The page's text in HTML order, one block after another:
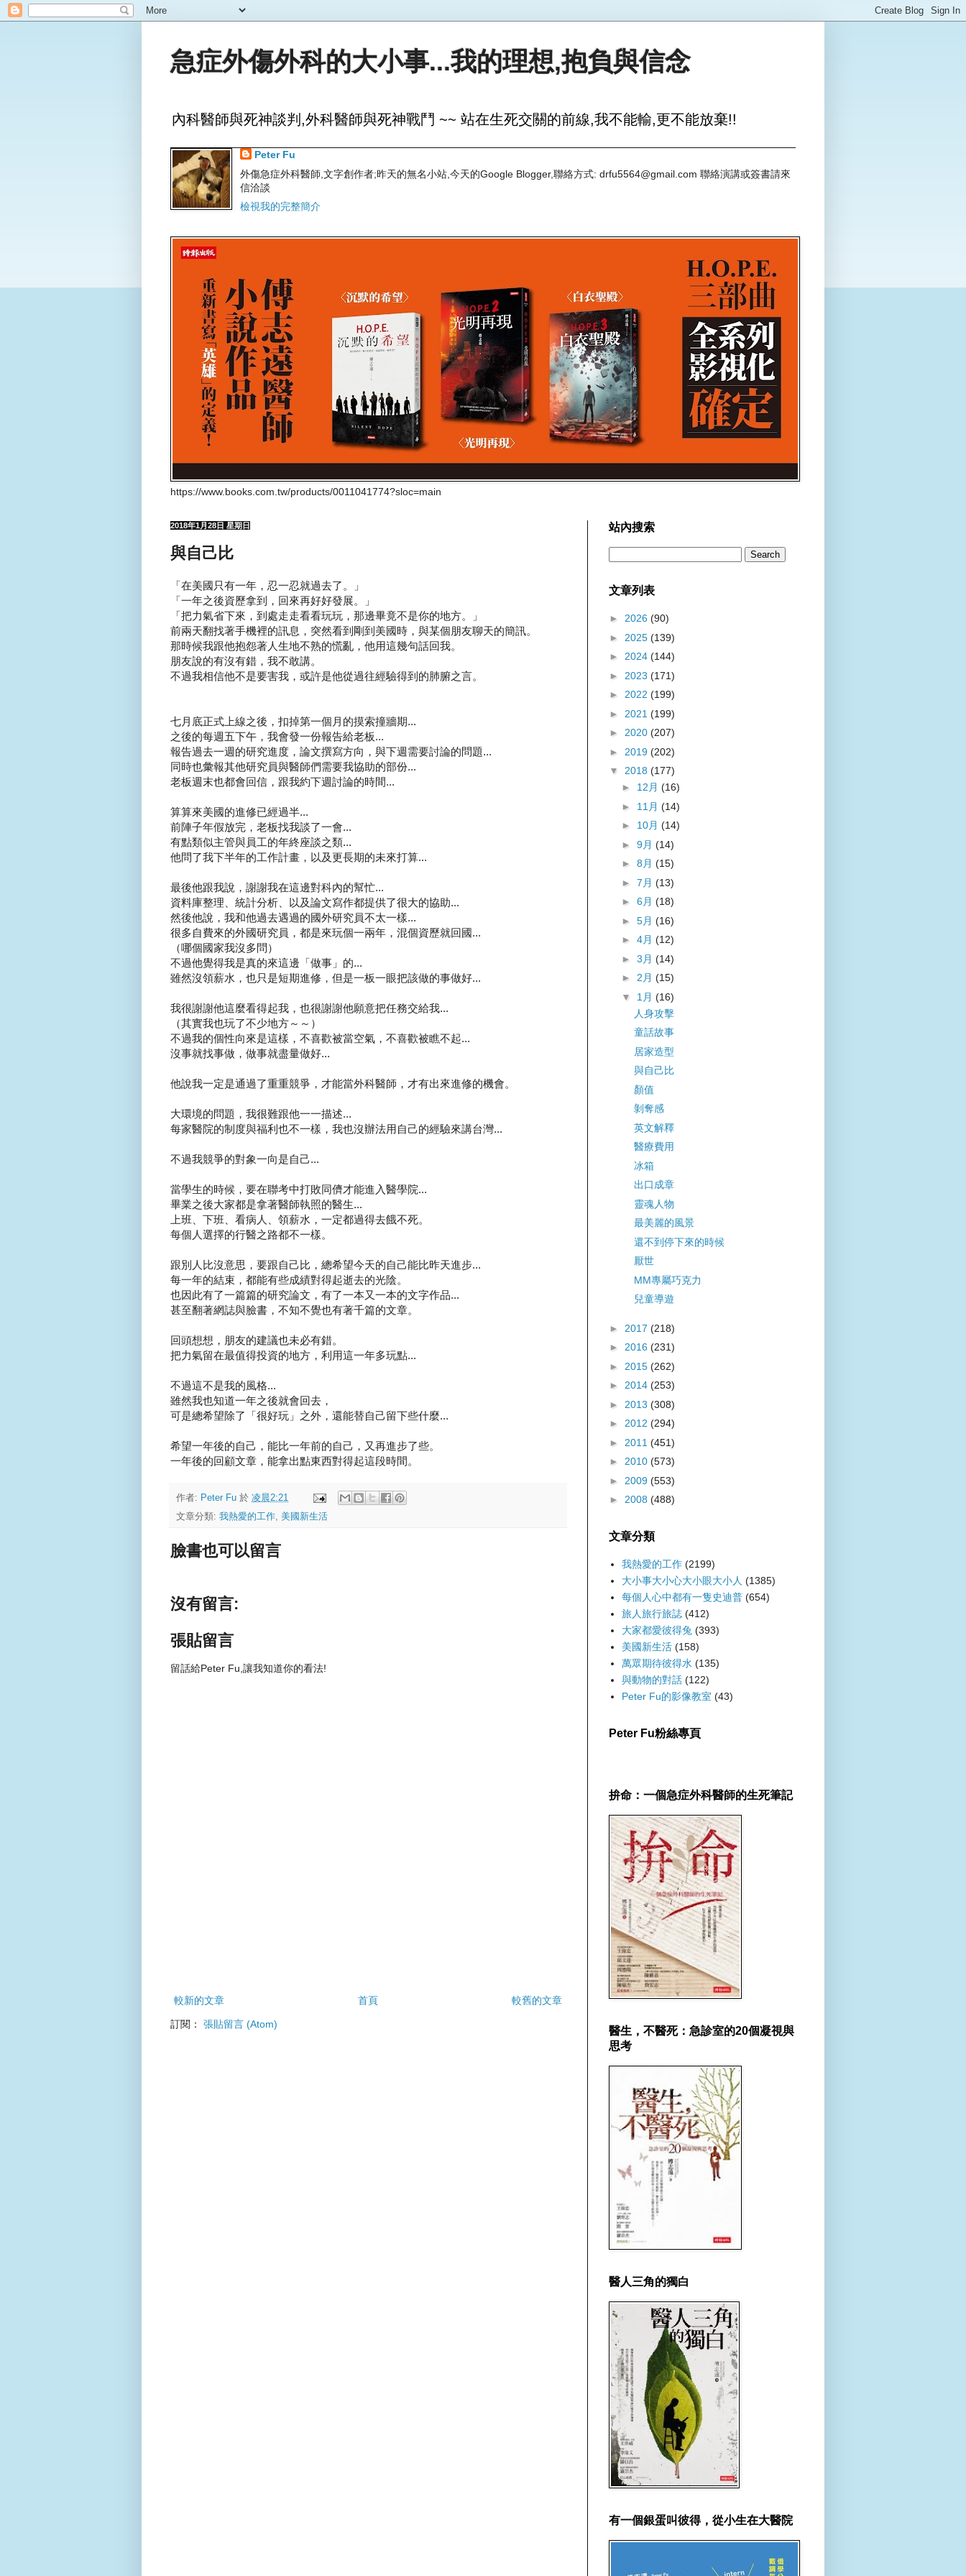
急症外傷外科的大小事...我的理想,抱負與信念
內科醫師與死神談判,外科醫師與死神戰鬥 ~~ 站在生死交關的前線,我不能輸,更不能放棄!!
Peter Fu
外傷急症外科醫師,文字創作者;昨天的無名小站,今天的Google Blogger,聯絡方式: drfu5564@gmail.com 聯絡演講或簽書請來
信洽談
檢視我的完整簡介
https://www.books.com.tw/products/0011041774?sloc=main
2018年1月28日 星期日
與自己比
「在美國只有一年，忍一忍就過去了。」
「一年之後資歷拿到，回來再好好發展。」
「把力氣省下來，到處走走看看玩玩，那邊畢竟不是你的地方。」
前兩天翻找著手機裡的訊息，突然看到剛到美國時，與某個朋友聊天的簡訊。
那時候我跟他抱怨著人生地不熟的慌亂，他用這幾句話回我。
朋友說的有沒有錯，我不敢講。
不過我相信他不是要害我，或許是他從過往經驗得到的肺腑之言。
七月底正式上線之後，扣掉第一個月的摸索撞牆期...
之後的每週五下午，我會發一份報告給老板...
報告過去一週的研究進度，論文撰寫方向，與下週需要討論的問題...
同時也彙報其他研究員與醫師們需要我協助的部份...
老板週末也都會回信，跟我約下週討論的時間...
算算來美國的進修已經過半...
前陣子年假放完，老板找我談了一會...
有點類似主管與員工的年終座談之類...
他問了我下半年的工作計畫，以及更長期的未來打算...
最後他跟我說，謝謝我在這邊對科內的幫忙...
資料庫整理、統計分析、以及論文寫作都提供了很大的協助...
然後他說，我和他過去遇過的國外研究員不太一樣...
很多自費來的外國研究員，都是來玩個一兩年，混個資歷就回國...
（哪個國家我沒多問）
不過他覺得我是真的來這邊「做事」的...
雖然沒領薪水，也只是短期進修，但是一板一眼把該做的事做好...
我很謝謝他這麼看得起我，也很謝謝他願意把任務交給我...
（其實我也玩了不少地方～～）
不過我的個性向來是這樣，不喜歡被當空氣，不喜歡被瞧不起...
沒事就找事做，做事就盡量做好...
他說我一定是通過了重重競爭，才能當外科醫師，才有出來進修的機會。
大環境的問題，我很難跟他一一描述...
每家醫院的制度與福利也不一樣，我也沒辦法用自己的經驗來講台灣...
不過我競爭的對象一向是自己...
當學生的時候，要在聯考中打敗同儕才能進入醫學院...
畢業之後大家都是拿著醫師執照的醫生...
上班、下班、看病人、領薪水，一定都過得去餓不死。
每個人選擇的行醫之路都不一樣。
跟別人比沒意思，要跟自己比，總希望今天的自己能比昨天進步...
每一年的結束，都能有些成績對得起逝去的光陰。
也因此有了一篇篇的研究論文，有了一本又一本的文字作品...
甚至翻著網誌與臉書，不知不覺也有著千篇的文章。
回頭想想，朋友的建議也未必有錯。
把力氣留在最值得投資的地方，利用這一年多玩點...
不過這不是我的風格...
雖然我也知道一年之後就會回去，
可是總希望除了「很好玩」之外，還能替自己留下些什麼...
希望一年後的自己，能比一年前的自己，又再進步了些。
一年後的回顧文章，能拿出點東西對得起這段時間。
作者: Peter Fu 於 凌晨2:21
文章分類: 我熱愛的工作, 美國新生活
臉書也可以留言
沒有留言:
張貼留言
留話給Peter Fu,讓我知道你的看法!
較新的文章 較舊的文章
首頁
訂閱： 張貼留言 (Atom)
站內搜索
文章列表
► 2026 (90)
► 2025 (139)
► 2024 (144)
► 2023 (171)
► 2022 (199)
► 2021 (199)
► 2020 (207)
► 2019 (202)
▼ 2018 (177)
► 12月 (16)
► 11月 (14)
► 10月 (14)
► 9月 (14)
► 8月 (15)
► 7月 (13)
► 6月 (18)
► 5月 (16)
► 4月 (12)
► 3月 (14)
► 2月 (15)
▼ 1月 (16)
人身攻擊
童話故事
居家造型
與自己比
顏值
剝奪感
英文解釋
醫療費用
冰箱
出口成章
靈魂人物
最美麗的風景
還不到停下來的時候
厭世
MM專屬巧克力
兒童導遊
► 2017 (218)
► 2016 (231)
► 2015 (262)
► 2014 (253)
► 2013 (308)
► 2012 (294)
► 2011 (451)
► 2010 (573)
► 2009 (553)
► 2008 (488)
文章分類
我熱愛的工作 (2199)
大小事大小心大小眼大小人 (1385)
每個人心中都有一隻史迪普 (654)
旅人旅行旅誌 (412)
大家都愛彼得兔 (393)
美國新生活 (158)
萬眾期待彼得水 (135)
與動物的對話 (122)
Peter Fu的影像教室 (43)
Peter Fu粉絲專頁
拚命：一個急症外科醫師的生死筆記
醫生，不醫死：急診室的20個凝視與
思考
醫人三角的獨白
有一個銀蛋叫彼得，從小生在大醫院